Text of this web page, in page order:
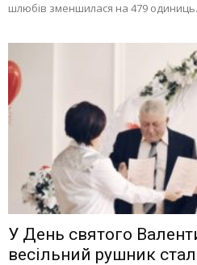
шлюбів зменшилася на 479
У День святого
весільний рушник